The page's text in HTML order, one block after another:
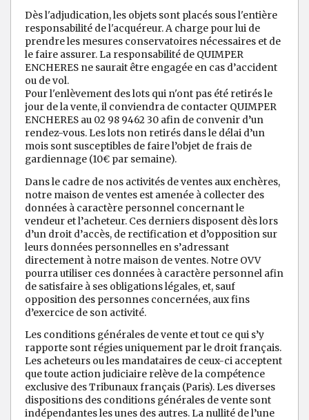
Dès l'adjudication, les objets sont placés sous l'entière
responsabilité de l'acquéreur. A charge pour lui de
prendre les mesures conservatoires nécessaires et de
le faire assurer. La responsabilité de QUIMPER
ENCHERES ne saurait être engagée en cas d’accident
ou de vol.
Pour l'enlèvement des lots qui n'ont pas été retirés le
jour de la vente, il conviendra de contacter QUIMPER
ENCHERES au 02 98 9462 30 afin de convenir d’un
rendez-vous. Les lots non retirés dans le délai d’un
mois sont susceptibles de faire l’objet de frais de
gardiennage (10€ par semaine).
Dans le cadre de nos activités de ventes aux enchères,
notre maison de ventes est amenée à collecter des
données à caractère personnel concernant le
vendeur et l’acheteur. Ces derniers disposent dès lors
d’un droit d’accès, de rectification et d’opposition sur
leurs données personnelles en s’adressant
directement à notre maison de ventes. Notre OVV
pourra utiliser ces données à caractère personnel afin
de satisfaire à ses obligations légales, et, sauf
opposition des personnes concernées, aux fins
d’exercice de son activité.
Les conditions générales de vente et tout ce qui s’y
rapporte sont régies uniquement par le droit français.
Les acheteurs ou les mandataires de ceux-ci acceptent
que toute action judiciaire relève de la compétence
exclusive des Tribunaux français (Paris). Les diverses
dispositions des conditions générales de vente sont
indépendantes les unes des autres. La nullité de l’une